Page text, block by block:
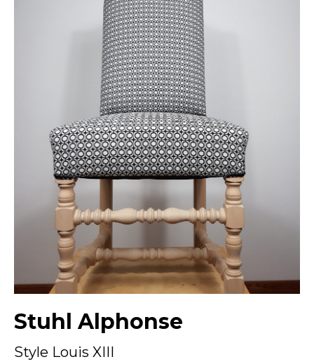
Stuhl Alphonse
Style Louis XIII